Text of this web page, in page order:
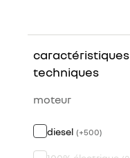
caractéristiques
techniques
moteur
diesel (+500)